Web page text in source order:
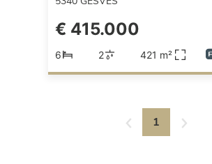
€ 415.000
6 2 421 m²
1